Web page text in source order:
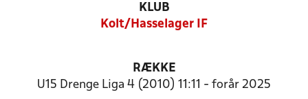
KLUB
Kolt/Hasselager IF
RÆKKE
U15 Drenge Liga 4 (2010) 11:11 - forår 2025